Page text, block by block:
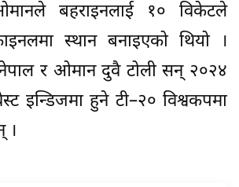
बहराइनलाई १० विकेटले
स्थान बनाइएको थियो ।
र ओमान दुवै टोली सन् २०२४
इन्डिजमा हुने टी–२० विश्वकपमा
।